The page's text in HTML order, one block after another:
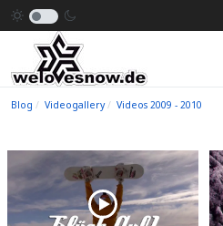
Blog Videogallery Videos 2009 - 2010